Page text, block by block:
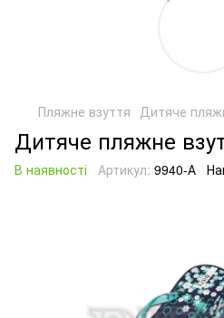
Пляжне взуття Дитяче
Дитяче пляжне
В наявності Артикул: 9940-А